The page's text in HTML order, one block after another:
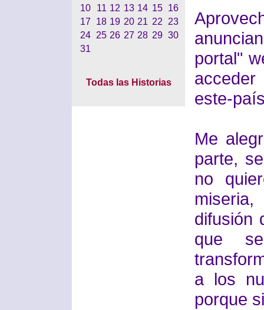
10
11 12 13 14 15
16
17
18 19 20 21 22
23
24
25 26 27 28 29 30
31
Todas las Historias
portal"
este-
Me
parte,
no
difusión
que
a los
porque